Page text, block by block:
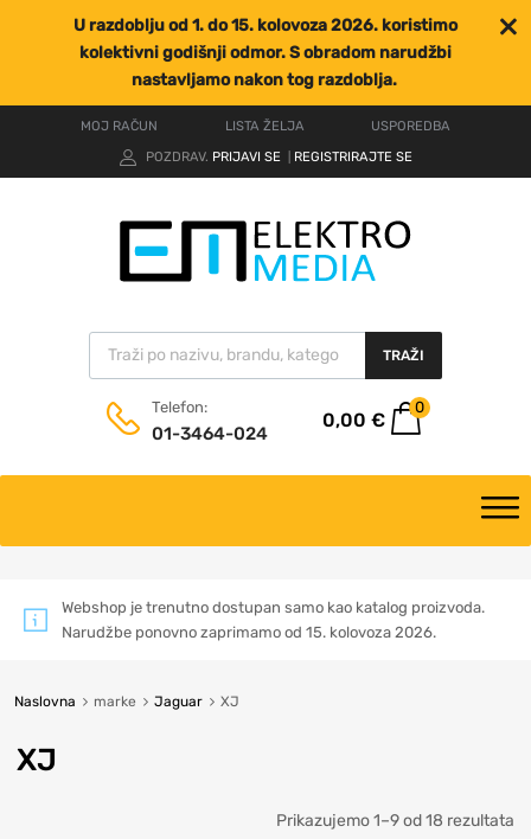
U razdoblju od 1. do 15. kolovoza 2026. koristimo
kolektivni godišnji odmor. S obradom narudžbi
nastavljamo nakon tog razdoblja.
MOJ RAČUN LISTA ŽELJA
USPOREDBA
POZDRAV. PRIJAVI SE REGISTRIRAJTE SE
TRAŽI
Telefon:
01-3464-024
0,00 €
0
Webshop je trenutno dostupan samo kao katalog proizvoda.
Narudžbe ponovno zaprimamo od 15. kolovoza 2026.
Naslovna marke Jaguar XJ
XJ
Prikazujemo 1–9 od 18 rezultata